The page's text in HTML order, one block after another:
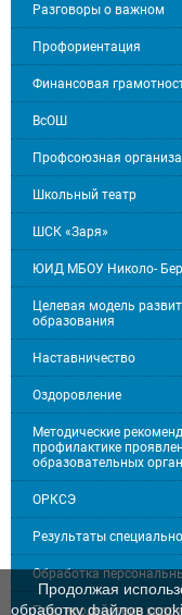
Разговоры о важном
Профориентация
Финансовая
ВсОШ
Профсоюзная
Школьный театр
ШСК «Заря»
ЮИД МБОУ Николо-
Целевая модель
образования
Наставничество
Оздоровление
Методические
профилактике
образовательных
ОРКСЭ
Результаты
Обработка
Противодействие
Продолжая
обработку файлов